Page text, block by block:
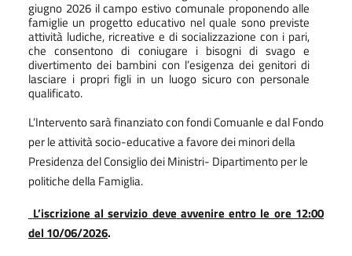
giugno 2026 il campo estivo comunale proponendo alle
famiglie un progetto educativo nel quale sono previste
attività ludiche, ricreative e di socializzazione con i pari,
che consentono di coniugare i bisogni di svago e
divertimento dei bambini con l’esigenza dei genitori di
lasciare i propri figli in un luogo sicuro con personale
qualificato.
L’Intervento sarà finanziato con fondi Comuanle e dal Fondo
per le attività socio-educative a favore dei minori della
Presidenza del Consiglio dei Ministri- Dipartimento per le
politiche della Famiglia.
L’iscrizione al servizio deve avvenire entro le ore 12:00
del 10/06/2026.